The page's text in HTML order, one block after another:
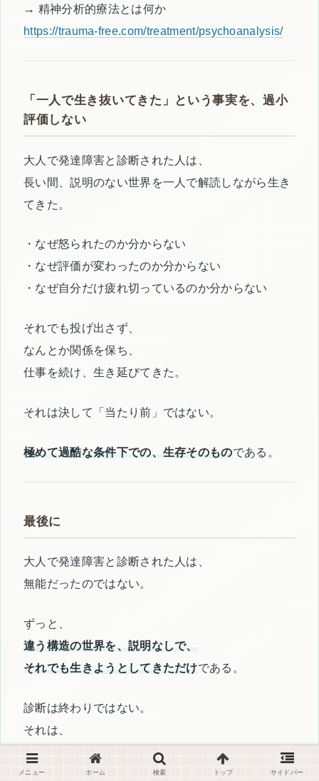
→ 精神分析的療法とは何か
https://trauma-free.com/treatment/psychoanalysis/
「一人で生き抜いてきた」という事実を、過小
評価しない
大人で発達障害と診断された人は、
長い間、説明のない世界を一人で解読しながら生き
てきた。
・なぜ怒られたのか分からない
・なぜ評価が変わったのか分からない
・なぜ自分だけ疲れ切っているのか分からない
それでも投げ出さず、
なんとか関係を保ち、
仕事を続け、生き延びてきた。
それは決して「当たり前」ではない。
極めて過酷な条件下での、生存そのものである。
最後に
大人で発達障害と診断された人は、
無能だったのではない。
ずっと、
違う構造の世界を、説明なしで、
それでも生きようとしてきただけである。
診断は終わりではない。
それは、
これからの人生を「壊れずに生きる」ための、
初めての出発点である。
メニュー ホーム 検索 トップ サイドバー